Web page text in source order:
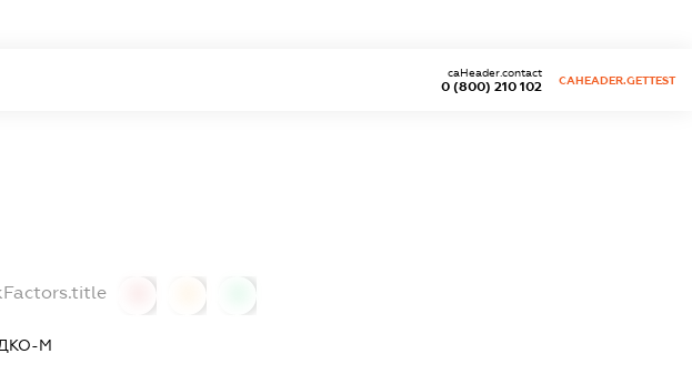
0 (800) 210 102
caHeader.contact
CAHEADER.GETTEST
М